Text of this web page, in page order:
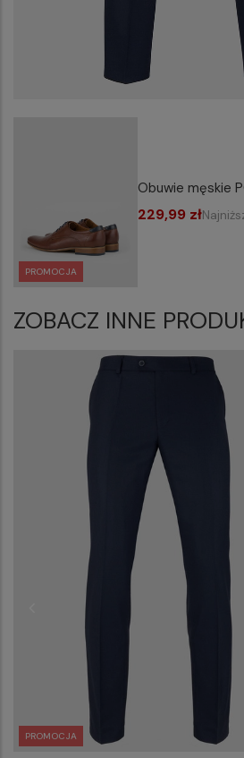
PROMOCJA
Obuwie męskie
229,99 zł
ZOBACZ INNE
PROMOCJA